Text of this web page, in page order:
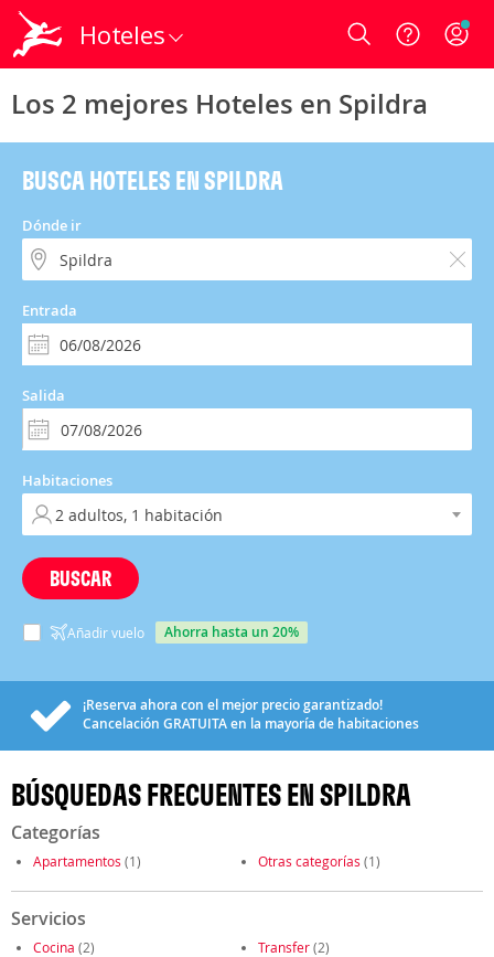
Hoteles Login
Los 2 mejores Hoteles en Spildra
BUSCA HOTELES EN SPILDRA
Dónde ir
Entrada
Salida
Habitaciones
BUSCAR
Añadir vuelo ahorra hasta un 20%
¡Reserva ahora con el mejor precio garantizado!
Cancelación GRATUITAen la mayoría de habitaciones
BÚSQUEDAS FRECUENTES EN SPILDRA
Categorías
Apartamentos (1) Otras categorías (1)
Servicios
Cocina (2) Transfer(2)